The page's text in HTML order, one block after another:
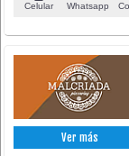
Celular Whatsapp
Ver más